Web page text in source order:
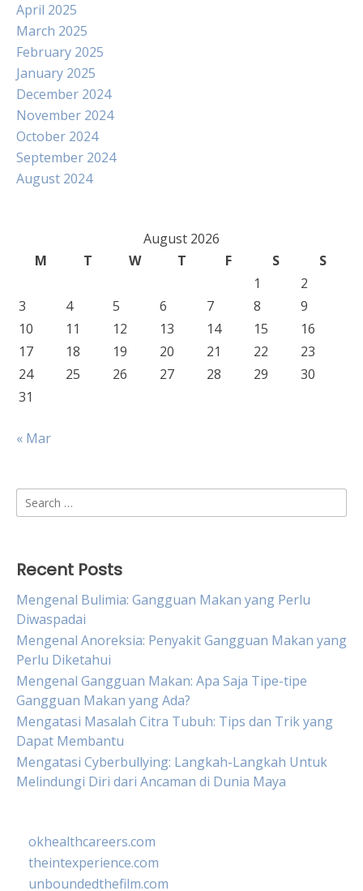
April 2025
March 2025
February 2025
January 2025
December 2024
November 2024
October 2024
September 2024
August 2024
August 2026
M
T W T F S
S
1
2
3
4 5 6 7 8
9
10
11 12 13 14 15
16
17
18 19 20 21 22
23
24
25 26 27 28 29
30
31
« Mar
Search
for:
Recent Posts
Mengenal Bulimia: Gangguan Makan yang Perlu
Diwaspadai
Mengenal Anoreksia: Penyakit Gangguan Makan yang
Perlu Diketahui
Mengenal Gangguan Makan: Apa Saja Tipe-tipe
Gangguan Makan yang Ada?
Mengatasi Masalah Citra Tubuh: Tips dan Trik yang
Dapat Membantu
Mengatasi Cyberbullying: Langkah-Langkah Untuk
Melindungi Diri dari Ancaman di Dunia Maya
okhealthcareers.com
theintexperience.com
unboundedthefilm.com